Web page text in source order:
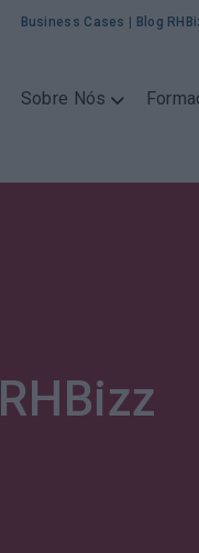
Business Cases Blog
Sobre Nós
RHBizz